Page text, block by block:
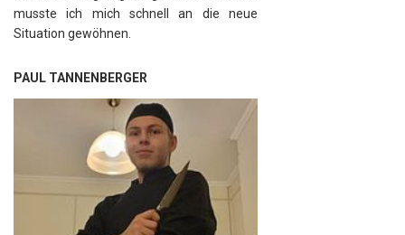
musste ich mich schnell an die neue
Situation gewöhnen.
PAUL TANNENBERGER